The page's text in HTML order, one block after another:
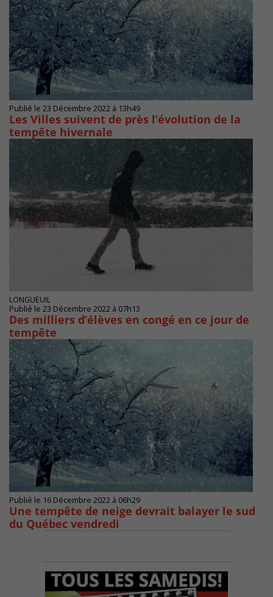
Publié le 23 Décembre 2022 à 13h49
Les Villes suivent de près l’évolution de la
tempête hivernale
LONGUEUIL
Publié le 23 Décembre 2022 à 07h13
Des milliers d’élèves en congé en ce jour de
tempête
Publié le 16 Décembre 2022 à 06h29
Une tempête de neige devrait balayer le sud
du Québec vendredi